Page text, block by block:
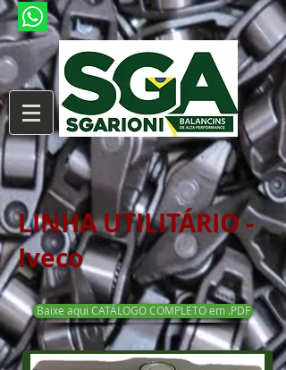
LINHA UTILITÁRIO -
Iveco
Baixe aqui CATÁLOGO COMPLETO em .PDF